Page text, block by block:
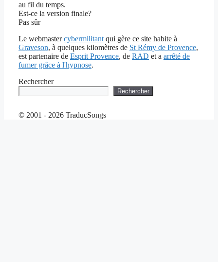
au fil du temps.
Est-ce la version finale?
Pas sûr
Le webmastercybermilitant qui gère ce site habite à
Graveson, à quelques kilomètres de St Rémy de Provence,
est partenaire de Esprit Provence, de RAD et a arrêté de
fumer grâce à l'hypnose.
Rechercher
Rechercher
© 2001 - 2026 TraducSongs